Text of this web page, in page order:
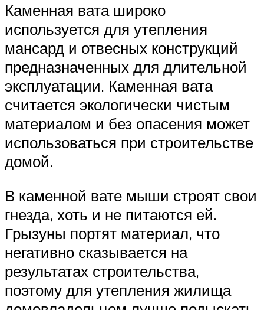
Каменная вата широко
используется для утепления
мансард и отвесных конструкций
предназначенных для длительной
эксплуатации. Каменная вата
считается экологически чистым
материалом и без опасения может
использоваться при строительстве
домой.
В каменной вате мыши строят свои
гнезда, хоть и не питаются ей.
Грызуны портят материал, что
негативно сказывается на
результатах строительства,
поэтому для утепления жилища